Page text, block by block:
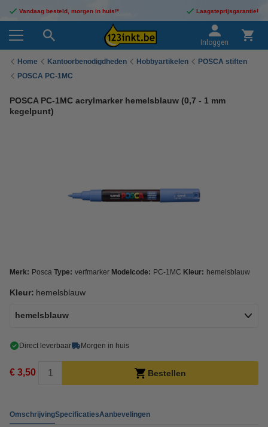
Vandaag besteld, morgen in huis!* Laagsteprijsgarantie!
Inloggen
Home Kantoorbenodigdheden Hobbyartikelen
POSCA stiften
POSCA PC-1MC
POSCA PC-1MC acrylmarker hemelsblauw (0,7 - 1 mm
kegelpunt)
Merk: Posca Type: verfmarker Modelcode: PC-1MC Kleur: hemelsblauw
Kleur: hemelsblauw
hemelsblauw
Direct leverbaar Morgen in huis
€ 3,50 Bestellen
OmschrijvingSpecificatiesAanbevelingen